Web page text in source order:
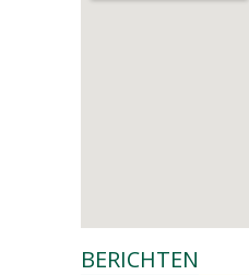
BERICHTEN